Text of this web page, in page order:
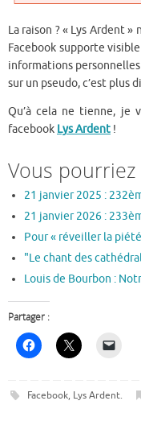
La raison ? « Lys Ardent »
Facebook supporte
informations
sur un pseudo, c’est plus
Qu’à cela ne tienne, je
facebook Lys Ardent !
Vous pourriez
21 janvier 2025 :
21 janvier 2026 :
Pour « réveiller la
"Le chant des
Louis de Bourbon :
Partager :
Facebook, Lys Ardent.